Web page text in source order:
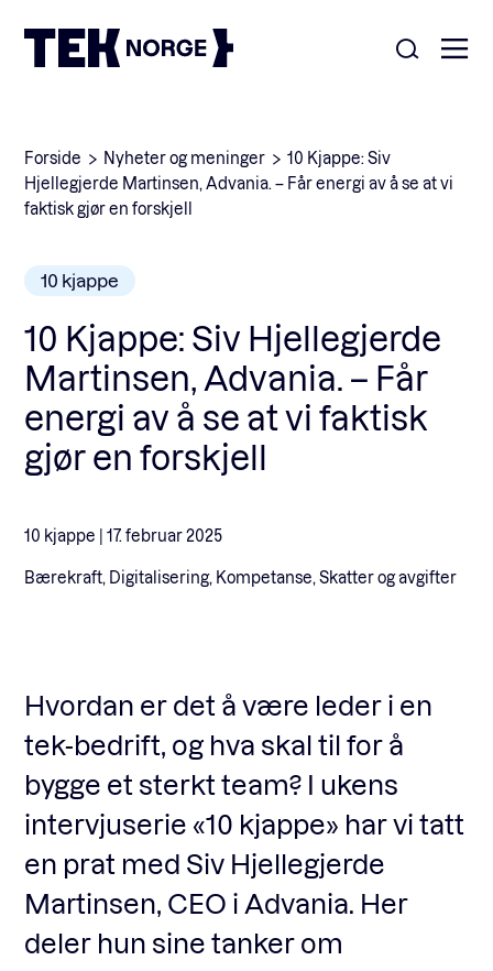
Om oss
Medlemskap
Kontakt
English
POPULÆRE SØK:
Våre viktigste saker
Medlemskap
Fagforum
Standardavtaler
Nyheter og meninger
Rapporter
Forside Nyheter og meninger
10 Kjappe: Siv
Hjellegjerde Martinsen, Advania. – Får energi av å se at vi
faktisk gjør en forskjell
10 kjappe
10 Kjappe: Siv Hjellegjerde
Martinsen, Advania. – Får
energi av å se at vi faktisk
gjør en forskjell
10 kjappe | 17. februar 2025
Bærekraft, Digitalisering, Kompetanse, Skatter og avgifter
Hvordan er det å være leder i en
tek-bedrift, og hva skal til for å
bygge et sterkt team? I ukens
intervjuserie «10 kjappe» har vi tatt
en prat med Siv Hjellegjerde
Martinsen, CEO i Advania. Her
deler hun sine tanker om